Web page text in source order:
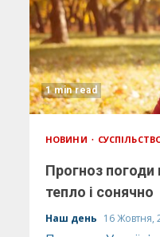
1 min read
НОВИНИ
Прогноз погоди
тепло і сонячно
Наш день 16 Жовтня,